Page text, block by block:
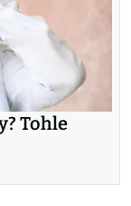
Tohle